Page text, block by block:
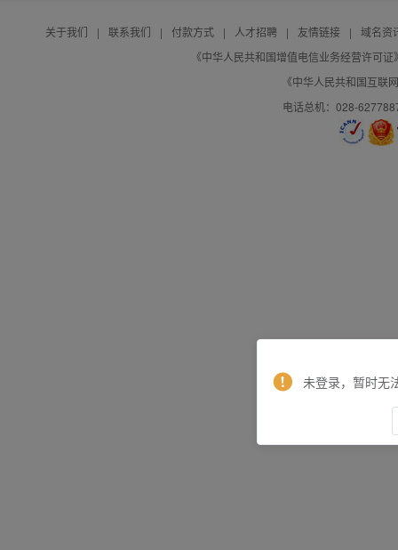
关于我们 | 联系我们 | 付款方式 | 人才招聘 | 友情链接 |
域名资
《中华人民共和国增值电信业务经营许可
《中华人民共和国互联
电话总机：028-
未登录，暂时无